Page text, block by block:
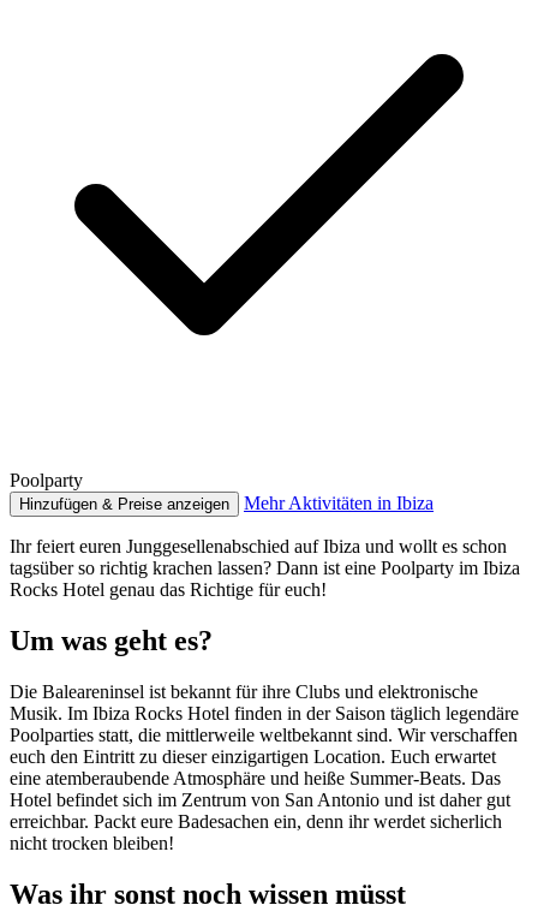
Poolparty
Hinzufügen & Preise anzeigen Mehr Aktivitäten in Ibiza
Ihr feiert euren Junggesellenabschied auf Ibiza und wollt es schon
tagsüber so richtig krachen lassen? Dann ist eine Poolparty im Ibiza
Rocks Hotel genau das Richtige für euch!
Um was geht es?
Die Baleareninsel ist bekannt für ihre Clubs und elektronische
Musik. Im Ibiza Rocks Hotel finden in der Saison täglich legendäre
Poolparties statt, die mittlerweile weltbekannt sind. Wir verschaffen
euch den Eintritt zu dieser einzigartigen Location. Euch erwartet
eine atemberaubende Atmosphäre und heiße Summer-Beats. Das
Hotel befindet sich im Zentrum von San Antonio und ist daher gut
erreichbar. Packt eure Badesachen ein, denn ihr werdet sicherlich
nicht trocken bleiben!
Was ihr sonst noch wissen müsst